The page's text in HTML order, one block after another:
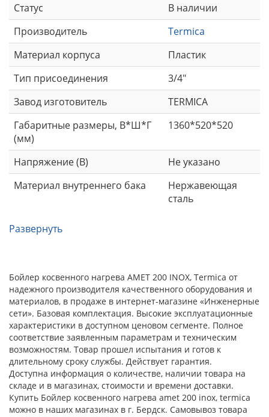
Статус
В наличии
Производитель
Termica
Материал корпуса
Пластик
Тип присоединения
3/4"
Завод изготовитель
TERMICA
Габаритные размеры, В*Ш*Г
(мм)
1360*520*520
Напряжение (В)
Не указано
Материал внутреннего бака
Нержавеющая
сталь
Развернуть
Бойлер косвенного нагрева AMET 200 INOX, Termica от
надежного производителя качественного оборудования и
материалов, в продаже в интернет-магазине «Инженерные
сети». Базовая комплектация. Высокие эксплуатационные
характеристики в доступном ценовом сегменте. Полное
соответствие заявленным параметрам и техническим
возможностям. Товар прошел испытания и готов к
длительному сроку службы. Действует гарантия.
Доступна информация о количестве, наличии товара на
складе и в магазинах, стоимости и времени доставки.
Купить Бойлер косвенного нагрева amet 200 inox, termica
можно в наших магазинах в г. Бердск. Самовывоз товара